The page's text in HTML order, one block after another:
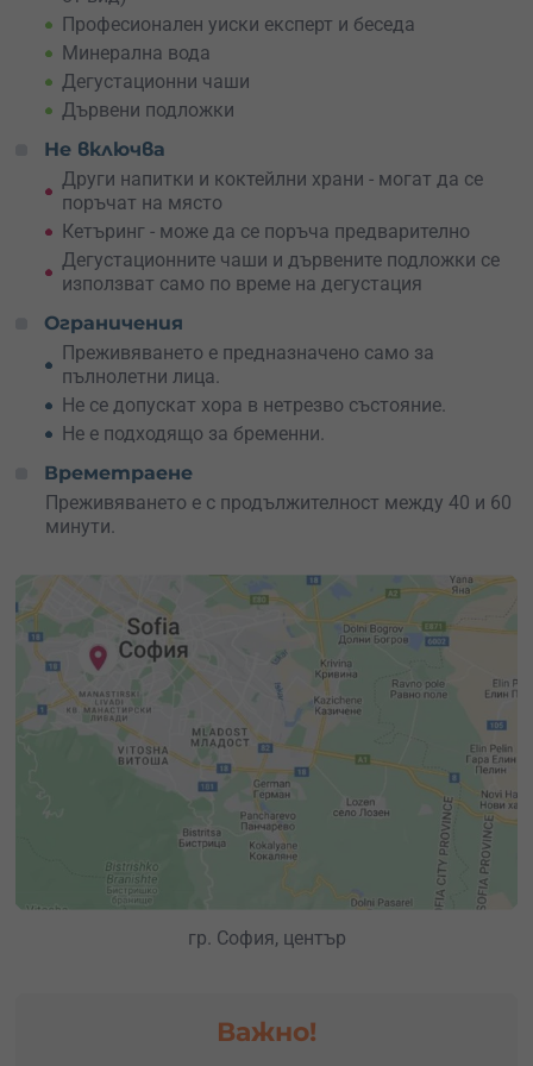
По време на дегустацията ще опиташ 4 вида отлежало
малцово уиски от висок клас, включително Proper 12,
Jameson Crested Ten, Power‘s Signature и Glendalough
Double Barrel.
2) „Шотландски Мистерии“
Този вариант ще те потопи в традициите на
шотландците и ще те отведе на север с истории за
иновации, култура и знания.
Изненадай сетивата си с 4 вида шотландско уиски от
висок клас. Лицензиран уиски специалист ще сподели с
теб и компанията ти несравнимите си знания и
информация за всяко от тях. Дегустацията на уиски
включва питиета като Benriach 10 YO, Highland Park 10
YO, The Ileach и Bladnoch 11 YO.
3) „Уиски Свят“
дегустация е точно за теб.
Мечтаеш да посетиш далечната Япония,
страната на мечтите – САЩ? Докосни се до част от
необятните земи с тази уиски дегустация – опитай от
уиски културата на всяка една от тях по един
отличителен начин.
В запознанството с класно уиски от различни краища
на света ще те води
уиски експертот световно ниво. По
време на дегустацията ще опиташ 4 вида висок клас
уиски от 4 тотално различни, но доказали се държави
в индустрията, включително Mars Kasei от Япония,
Penderyn от Уелс, Milk & Honey от Израел и Jack Daniel’s
Legacy от САЩ, Тенеси.
Професионален уиски експерт и беседа
Минерална вода
Дегустационни чаши
Дървени подложки
Не включва
Други напитки и коктейлни храни - могат да се
поръчат на място
Кетъринг - може да се поръча предварително
Дегустационните чаши и дървените подложки се
използват само по време на дегустация
Ограничения
Преживяването е предназначено само за
пълнолетни лица.
Не се допускат хора в нетрезво състояние.
Не е подходящо за бременни.
Времетраене
Преживяването е с продължителност между 40 и 60
минути.
гр. София, център
Важно!